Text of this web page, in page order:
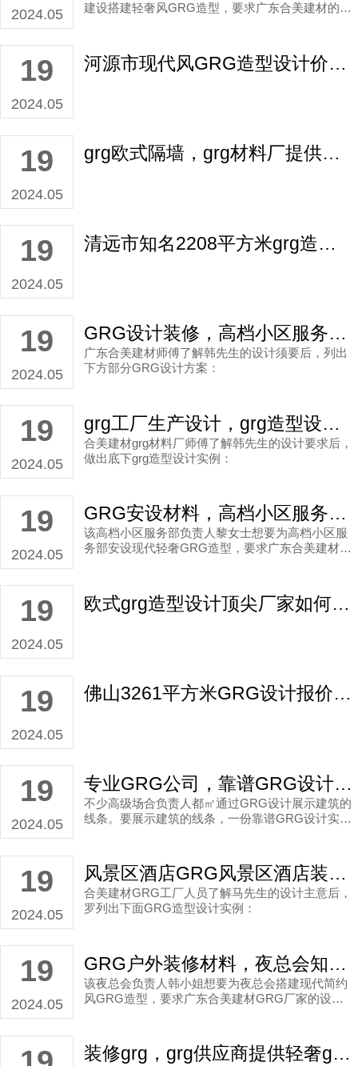
2024.05
建设搭建轻奢风GRG造型，要求广东合美建材的设
19
2024.05
河源市现代风GRG造型设计价位价格如何？
19
2024.05
grg欧式隔墙，grg材料厂提供欧式grg订制方案！
19
2024.05
清远市知名2208平方米grg造型设计生产商价格多少？
19
2024.05
GRG设计装修，高档小区服务部现代GRG生产设计构建设计设计范例分享！
广东合美建材师傅了解韩先生的设计须要后，列出
下方部分GRG设计方案：
19
2024.05
grg工厂生产设计，grg造型设计团队提供高档办公楼现代风grg造型设计安装设计案例！
合美建材grg材料厂师傅了解韩先生的设计要求后，
做出底下grg造型设计实例：
19
2024.05
GRG安设材料，高档小区服务部靠谱现代轻奢GRG定制设计安设范例！
该高档小区服务部负责人黎女士想要为高档小区服
务部安设现代轻奢GRG造型，要求广东合美建材的
19
2024.05
欧式grg造型设计顶尖厂家如何报价？
19
2024.05
佛山3261平方米GRG设计报价收费多少？
19
2024.05
专业GRG公司，靠谱GRG设计公司为医院提供简约欧式GRG设计范例！
不少高级场合负责人都㎡通过GRG设计展示建筑的
线条。要展示建筑的线条，一份靠谱GRG设计实例
19
2024.05
风景区酒店GRG风景区酒店装饰，风景区酒店欧式风GRG生产造型设计安装搭建展示图分享！
合美建材GRG工厂人员了解马先生的设计主意后，
罗列出下面GRG造型设计实例：
19
2024.05
GRG户外装修材料，夜总会知名现代简约风GRG制作造型设计搭建设计案例！
该夜总会负责人韩小姐想要为夜总会搭建现代简约
风GRG造型，要求广东合美建材GRG厂家的设计
装修grg，grg供应商提供轻奢grg订制方案！